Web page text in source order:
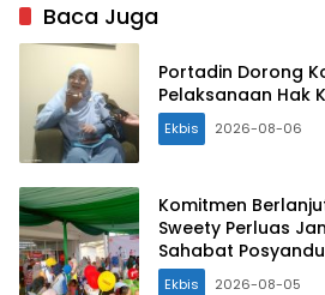
Baca Juga
Portadin Dorong
Pelaksanaan Hak
Ekbis 2026-08-06
Komitmen
Sweety Perluas
Sahabat
Indonesia
Ekbis 2026-08-05